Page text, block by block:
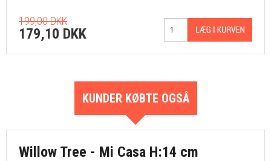
199,00 DKK
179,10 DKK
KUNDER KØBTE OGSÅ
Willow Tree - Mi Casa H:14 cm